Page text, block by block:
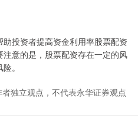
投资者提高资金利用率股票配资
意的是，股票配资存在一定的风
。
独立观点，不代表永华证券观点